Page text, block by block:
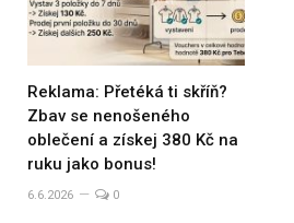
Reklama: Přetéká ti skříň?
Zbav se nenošeného
oblečení a získej 380 Kč na
ruku jako bonus!
6.6.2026 0